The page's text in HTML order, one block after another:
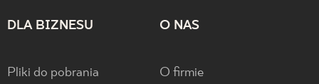
DLA BIZNESU
Pliki do pobrania
O NAS
O firmie